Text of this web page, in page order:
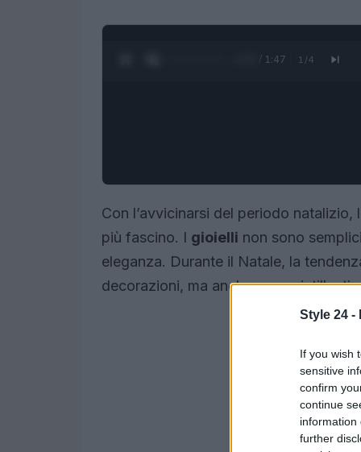
Style 24 -
If you wish
sensitive
confirm
continue
information
further
0:27 / 1:47 1 /4
Con l’avvicinarsi del periodo natalizio,
più fascino. I gioielli non sono
eleganza. Durante il Natale, la
decorazioni, ma anche con scintillanti